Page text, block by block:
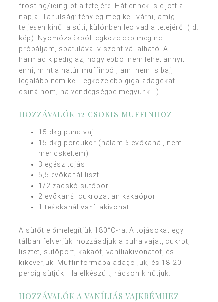
frosting/icing-ot a tetejére. Hát ennek is eljött a
napja. Tanulság: tényleg meg kell várni, amíg
teljesen kihűl a süti, különben leolvad a tetejéről (ld.
kép). Nyomózsákból legközelebb meg ne
próbáljam, spatulával viszont vállalható. A
harmadik pedig az, hogy ebből nem lehet annyit
enni, mint a natúr muffinból, ami nem is baj,
legalább nem kell legközeleb b giga-adagokat
csinálnom, ha vendégségbe megyünk. :)
HOZZÁVALÓK 12 CSOKIS MUFFINHOZ
15 dkg puha vaj
15 dkg porcukor (nálam 5 evőkanál, nem
méricskéltem)
3 egész tojás
5,5 evőkanál liszt
1/2 zacskó sütőpor
2 evőkanál cukrozatlan kakaópor
1 teáskanál vaníliakivonat
A sütőt előmelegítjük 180°C-ra. A tojásokat egy
tálban felverjük, hozzáadjuk a puha vajat, cukrot,
lisztet, sütőport, kakaót, vaníliakivonatot, és
kikeverjük. Muffinformába adagoljuk, és 18-20
percig sütjük. Ha elkészült, rácson kihűtjük.
HOZZÁVALÓK A VANÍLIÁS VAJKRÉMHEZ